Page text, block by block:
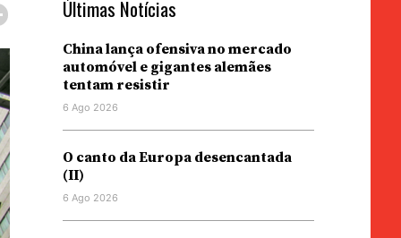
Últimas Notícias
China lança ofensiva no mercado
automóvel e gigantes alemães
tentam resistir
6 Ago 2026
O canto da Europa desencantada
(II)
6 Ago 2026